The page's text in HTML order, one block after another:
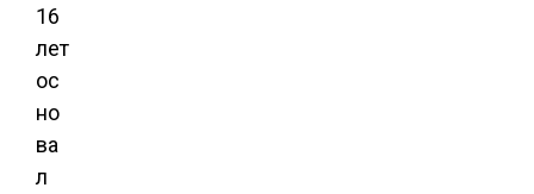
16
лет
ос
но
ва
л